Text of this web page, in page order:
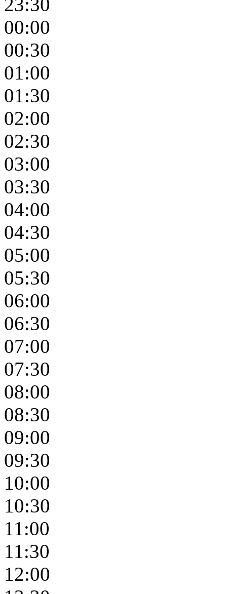
00:00
00:30
01:00
01:30
02:00
02:30
03:00
03:30
04:00
04:30
05:00
05:30
06:00
06:30
07:00
07:30
08:00
08:30
09:00
09:30
10:00
10:30
11:00
11:30
12:00